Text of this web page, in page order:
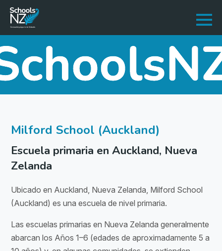
Milford School (Auckland)
Escuela primaria en Auckland, Nueva
Zelanda
Ubicado en Auckland, Nueva Zelanda, Milford School
(Auckland) es una escuela de nivel primaria.
Las escuelas primarias en Nueva Zelanda generalmente
abarcan los Años 1–6 (edades de aproximadamente 5 a